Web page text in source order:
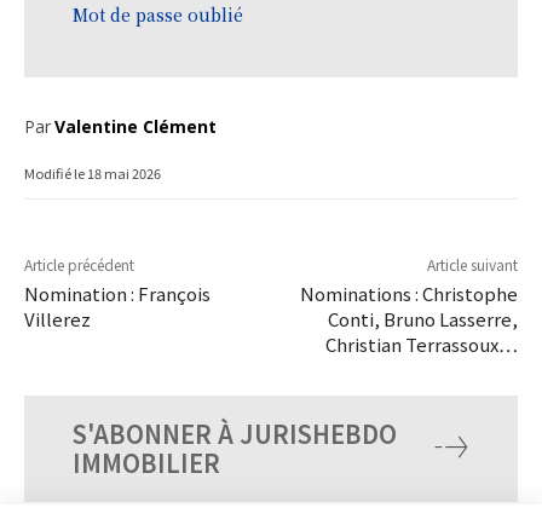
Mot de passe oublié
ParValentine Clément
Modifié le18 mai 2026
Article précédent
Nomination : François
Villerez
Article suivant
Nominations : Christophe
Conti, Bruno Lasserre,
Christian Terrassoux…
S'ABONNER À JURISHEBDO
IMMOBILIER